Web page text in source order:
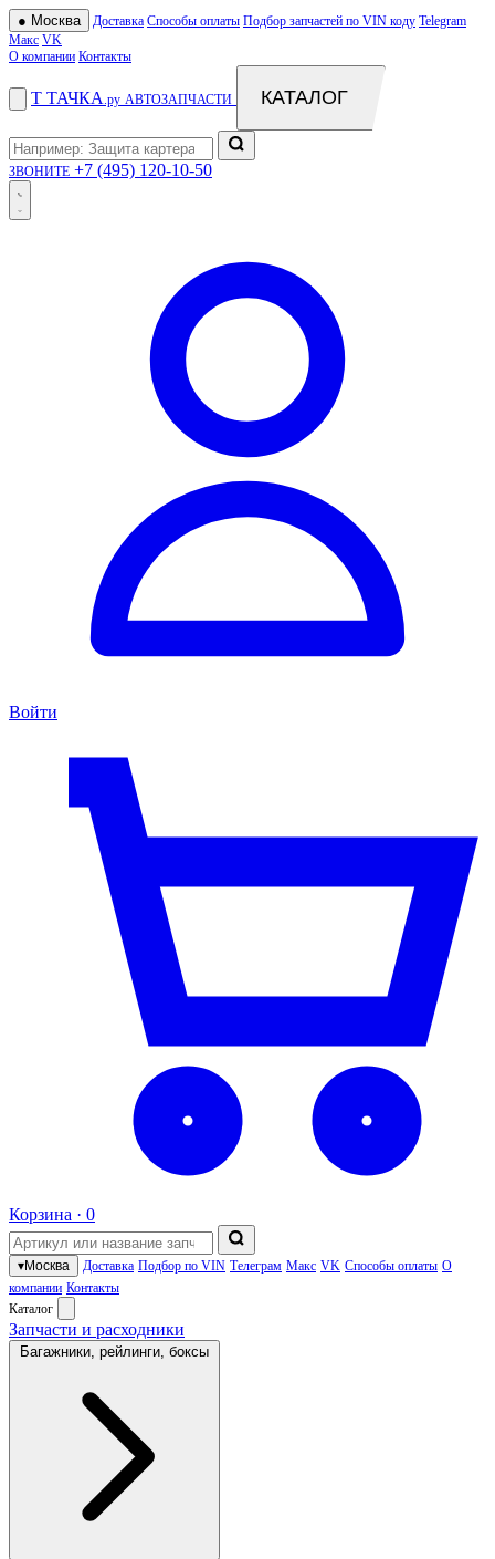
● Москва Доставка Способы оплаты Подбор запчастей по VIN коду Telegram
Макс VK
О компании Контакты
Т ТАЧКА .ру АВТОЗАПЧАСТИ КАТАЛОГ
ЗВОНИТЕ +7 (495) 120-10-50
Войти
Корзина · 0
▾Москва Доставка Подбор по VIN Телеграм Макс VK Способы оплаты О
компании Контакты
Каталог
Запчасти и расходники
Багажники, рейлинги, боксы